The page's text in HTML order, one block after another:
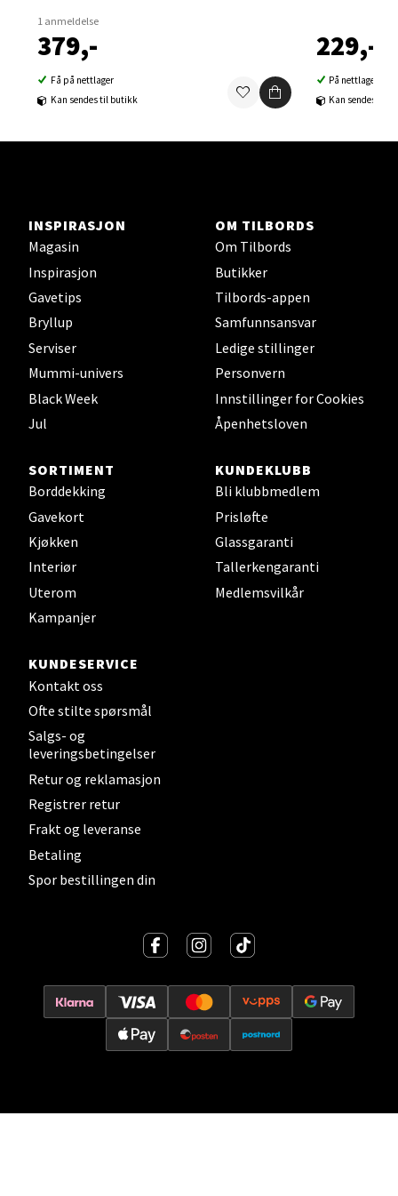
1 anmeldelse
379,-
Få på nettlager
Kan sendes til butikk
229,-
På nettlager
Kan sendes til
INSPIRASJON
Magasin
Inspirasjon
Gavetips
Bryllup
Serviser
Mummi-univers
Black Week
Jul
OM TILBORDS
Om Tilbords
Butikker
Tilbords-appen
Samfunnsansvar
Ledige stillinger
Personvern
Innstillinger for Cookies
Åpenhetsloven
SORTIMENT
Borddekking
Gavekort
Kjøkken
Interiør
Uterom
Kampanjer
KUNDEKLUBB
Bli klubbmedlem
Prisløfte
Glassgaranti
Tallerkengaranti
Medlemsvilkår
KUNDESERVICE
Kontakt oss
Ofte stilte spørsmål
Salgs- og
leveringsbetingelser
Retur og reklamasjon
Registrer retur
Frakt og leveranse
Betaling
Spor bestillingen din
Sortland - Sortland Storsenter
Strangata 26, 8400 Sortland
Steinkjer - Thon Senter Steinkjer
Sjøfartsgata 2, 7714 Steinkjer
Leirvik - Stord
Torgbakken 2, 5401 Stord
Åpent i dag 10-17
Oslo - Thon Senter Storo
Åpent i dag 10-21
Lillehammer - Strandtorget
Strandtorget, 2609 Lillehammer